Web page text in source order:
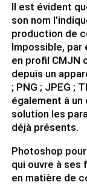
Il est évident
son nom
production de
Impossible, par
en profil CMJN
depuis un
; PNG ; JPEG ;
également à
solution les
déjà présents.
Photoshop
qui ouvre à ses
en matière de